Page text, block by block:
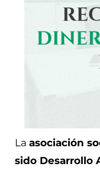
La asociación
sido Desarrollo